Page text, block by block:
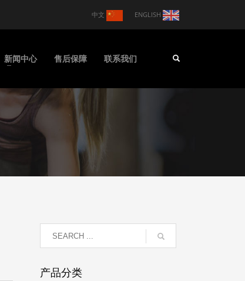
中文 ENGLISH
新闻中心 售后保障 联系我们
产品分类